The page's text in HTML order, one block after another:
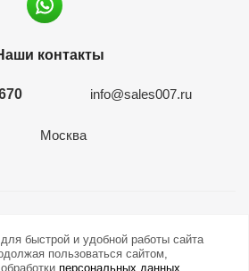
контакты
info@sales007.ru
Москва
для быстрой и удобной работы сайта
пользоваться сайтом,
персональных данных